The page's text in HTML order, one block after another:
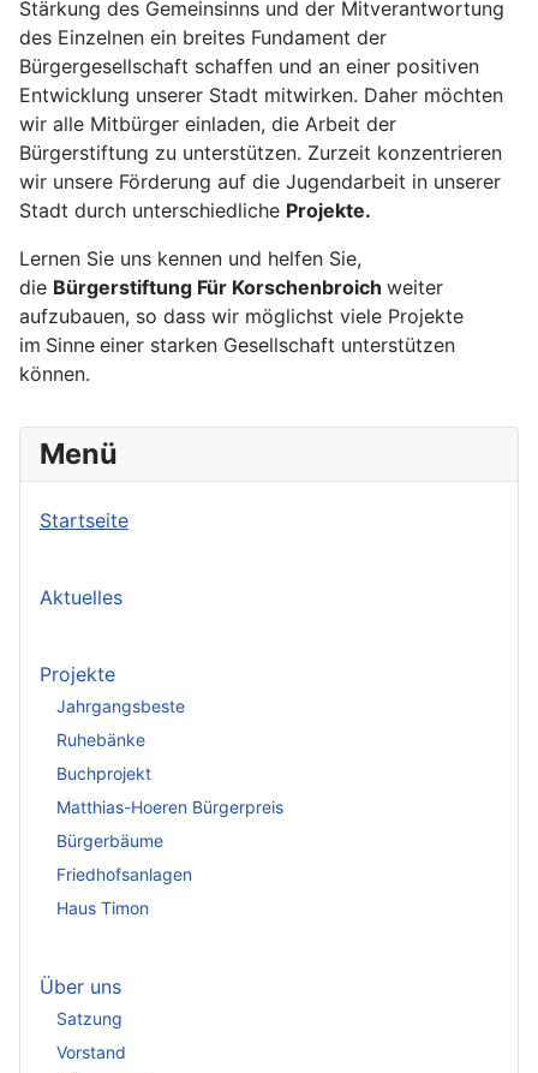
Menü
Startseite
Aktuelles
Projekte
Jahrgangsbeste
Ruhebänke
Buchprojekt
Matthias-Hoeren Bürgerpreis
Bürgerbäume
Friedhofsanlagen
Haus Timon
Über uns
Satzung
Vorstand
Stärkung des Gemeinsinns und der Mitverantwortung
des Einzelnen ein breites Fundament der
Bürgergesellschaft schaffen und an einer positiven
Entwicklung unserer Stadt mitwirken. Daher möchten
wir alle Mitbürger einladen, die Arbeit der
Bürgerstiftung zu unterstützen. Zurzeit konzentrieren
wir unsere Förderung auf die Jugendarbeit in unserer
Stadt durch unterschiedliche Projekte.
Lernen Sie uns kennen und helfen Sie,
die Bürgerstiftung Für Korschenbroich weiter
aufzubauen, so dass wir möglichst viele Projekte
im Sinne einer starken Gesellschaft unterstützen
können.